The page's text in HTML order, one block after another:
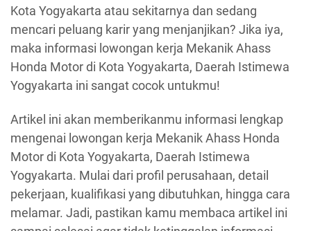
Kota Yogyakarta atau sekitarnya dan sedang
mencari peluang karir yang menjanjikan? Jika iya,
maka informasi lowongan kerja Mekanik Ahass
Honda Motor di Kota Yogyakarta, Daerah Istimewa
Yogyakarta ini sangat cocok untukmu!
Artikel ini akan memberikanmu informasi lengkap
mengenai lowongan kerja Mekanik Ahass Honda
Motor di Kota Yogyakarta, Daerah Istimewa
Yogyakarta. Mulai dari profil perusahaan, detail
pekerjaan, kualifikasi yang dibutuhkan, hingga cara
melamar. Jadi, pastikan kamu membaca artikel ini